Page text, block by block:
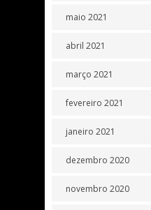
maio 2021
abril 2021
março 2021
fevereiro 2021
janeiro 2021
dezembro 2020
novembro 2020